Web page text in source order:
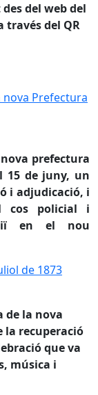
del web del
través del QR
Prefectura
nova Prefectura
prefectura
15 de juny, un
i adjudicació, i
cos policial i
en el nou
de 1873
de 1873
de la nova
la recuperació
que va
música i